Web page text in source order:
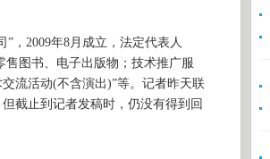
2009年8月成立，法定代表人
售图书、电子出版物；技术推广服
流活动(不含演出)”等。记者昨天联
截止到记者发稿时，仍没有得到回